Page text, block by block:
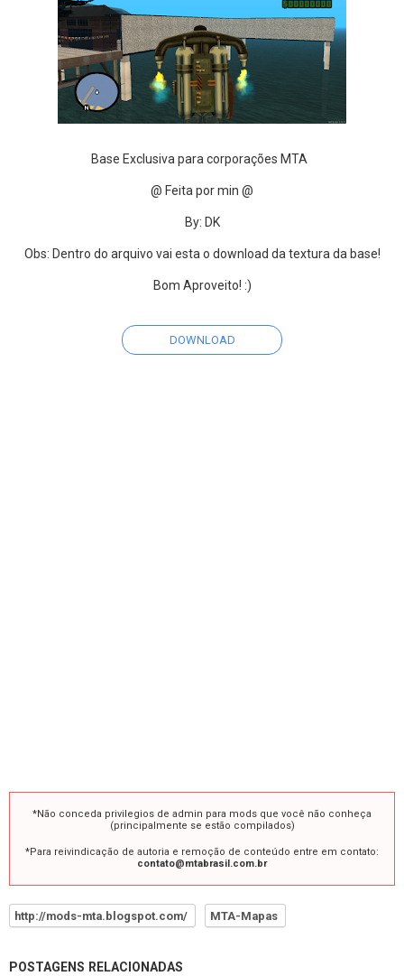
Base Exclusiva para corporações MTA
@ Feita por min @
By: DK
Obs: Dentro do arquivo vai esta o download da textura da base!
Bom Aproveito! :)
DOWNLOAD
*Não conceda privilegios de admin para mods que você não conheça
(principalmente se estão compilados)
*Para reivindicação de autoria e remoção de conteúdo entre em contato:
contato@mtabrasil.com.br
http://mods-mta.blogspot.com/ MTA-Mapas
POSTAGENS RELACIONADAS